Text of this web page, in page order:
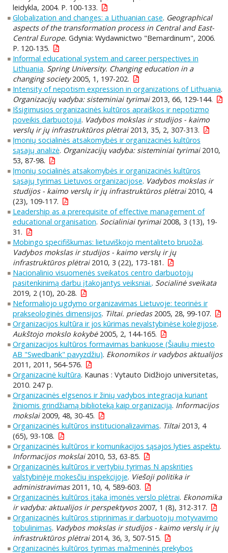
leidykla, 2004. P. 100-133.
Globalization and changes: a Lithuanian case. Geographical
aspects of the transformation process in Central and East-
Central Europe. Gdynia: Wydawnictwo "Bernardinum", 2006.
P. 120-135.
Informal educational system and career perspectives in
Lithuania. Spring University. Changing education in a
changing society2005, 1, 197-202.
Intensity of nepotism expression in organizations of Lithuania.
Organizacijų vadyba: sisteminiai tyrimai2013, 66, 129-144.
Išsigimusios organizacinės kultūros apraiškos ir nepotizmo
poveikis darbuotojui. Vadybos mokslas ir studijos - kaimo
verslų ir jų infrastruktūros plėtrai2013, 35, 2, 307-313.
Įmonių socialinės atsakomybės ir organizacinės kultūros
sąsajų analizė. Organizacijų vadyba: sisteminiai tyrimai2010,
53, 87-98.
Įmonių socialinės atsakomybės ir organizacinės kultūros
sąsajų tyrimas Lietuvos organizacijose. Vadybos mokslas ir
studijos - kaimo verslų ir jų infrastruktūros plėtrai2010, 4
(23), 109-117.
Leadership as a prerequisite of effective management of
educational organisation. Socialiniai tyrimai2008, 3 (13), 19-
31.
Mobingo specifiškumas: lietuviškojo mentaliteto bruožai.
Vadybos mokslas ir studijos - kaimo verslų ir jų
infrastruktūros plėtrai2010, 3 (22), 173-181.
Nacionalinio visuomenės sveikatos centro darbuotojų
pasitenkinimą darbu įtakojantys veiksniai.. Socialinė sveikata
2019, 2 (10), 20-28.
Neformaliojo ugdymo organizavimas Lietuvoje: teorinės ir
prakseologinės dimensijos. Tiltai. priedas2005, 28, 99-107.
Organizacijos kultūra ir jos kūrimas nevalstybinėse kolegijose.
Aukštojo mokslo kokybė2005, 2, 144-165.
Organizacijos kultūros formavimas bankuose (Šiaulių miesto
AB "Swedbank" pavyzdžiu). Ekonomikos ir vadybos aktualijos
2011, 2011, 564-576.
Organizacinė kultūra. Kaunas : Vytauto Didžiojo universitetas,
2010. 247 p.
Organizacinės elgsenos ir žinių vadybos integracija kuriant
žiniomis grindžiamą biblioteką kaip organizaciją. Informacijos
mokslai2009, 48, 30-45.
Organizacinės kultūros institucionalizavimas. Tiltai2013, 4
(65), 93-108.
Organizacinės kultūros ir komunikacijos sąsajos lyties aspektu.
Informacijos mokslai2010, 53, 63-85.
Organizacinės kultūros ir vertybių tyrimas N apskrities
valstybinėje mokesčių inspekcijoje. Viešoji politika ir
administravimas2011, 10, 4, 589-603.
Organizacinės kultūros įtaka įmonės verslo plėtrai. Ekonomika
ir vadyba: aktualijos ir perspektyvos2007, 1 (8), 312-317.
Organizacinės kultūros stiprinimas ir darbuotojų motyvavimo
tobulinimas. Vadybos mokslas ir studijos - kaimo verslų ir jų
infrastruktūros plėtrai2014, 36, 3, 507-515.
Organizacinės kultūros tyrimas mažmeninės prekybos